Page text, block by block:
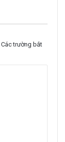
Các trường bắt